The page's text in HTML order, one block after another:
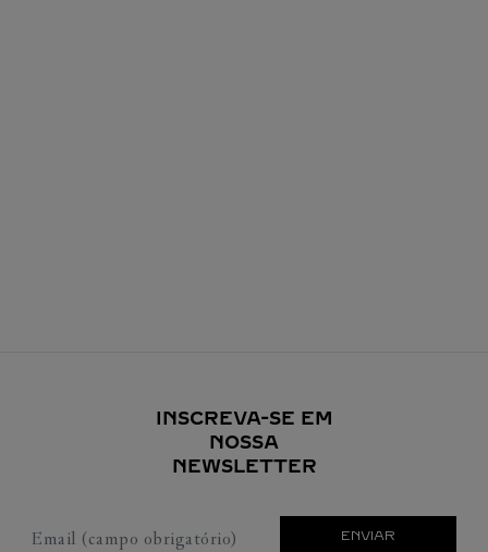
INSCREVA-SE EM
NOSSA
NEWSLETTER
Email (campo obrigatório) ENVIAR